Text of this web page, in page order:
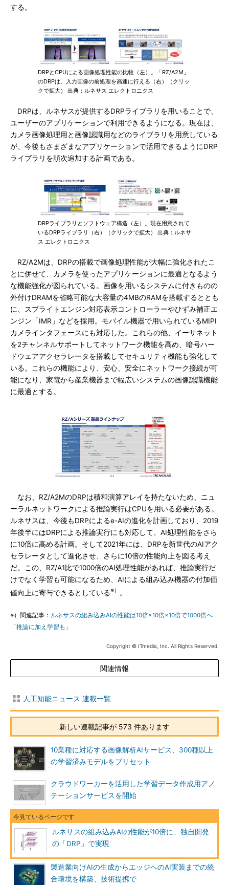
する。
DRPとCPUによる画像処理性能の比較（左）。「RZ/A2M」
のDRPは、入力画像の前処理を高速に行える（右）（クリッ
クで拡大） 出典：ルネサス エレクトロニクス
DRPは、ルネサスが提供するDRPライブラリを用いることで、
ユーザーのアプリケーションで利用できるようになる。現在は、
カメラ画像処理用と画像認識用などのライブラリを用意している
が、今後もさまざまなアプリケーションで活用できるようにDRP
ライブラリを順次追加する計画である。
DRPライブラリとソフトウェア構造（左）。現在用意されて
いるDRPライブラリ（右）（クリックで拡大） 出典：ルネサ
ス エレクトロニクス
RZ/A2Mは、DRPの搭載で画像処理性能が大幅に強化されたこ
とに併せて、カメラを使ったアプリケーションに最適となるよう
な機能強化が図られている。画像を用いるシステムに付きものの
外付けDRAMを省略可能な大容量の4MBのRAMを搭載するととも
に、スプライトエンジン対応表示コントローラーやひずみ補正エ
ンジン「IMR」などを採用。モバイル機器で用いられているMIPI
カメラインタフェースにも対応した。これらの他、イーサネット
を2チャンネルサポートしてネットワーク機能を高め、暗号ハー
ドウェアアクセラレータを搭載してセキュリティ機能も強化して
いる。これらの機能により、安心、安全にネットワーク接続が可
能になり、家電から産業機器まで幅広いシステムの画像認識機能
に最適とする。
なお、RZ/A2MのDRPは積和演算アレイを持たないため、ニュ
ーラルネットワークによる推論実行はCPUを用いる必要がある。
ルネサスは、今後もDRPによるe-AIの進化を計画しており、2019
年後半にはDRPによる推論実行にも対応して、AI処理性能をさら
に10倍に高める計画。そして2021年には、DRPを新世代のAIアク
セラレータとして進化させ、さらに10倍の性能向上を図る考え
だ。この、RZ/A1比で1000倍のAI処理性能があれば、推論実行だ
けでなく学習も可能になるため、AIによる組み込み機器の付加価
値向上に寄与できるとしている※） 。
※）関連記事： ルネサスの組み込みAIの性能は10倍×10倍×10倍で1000倍へ
「推論に加え学習も」
Copyright © ITmedia, Inc. All Rights Reserved.
関連情報
人工知能ニュース 連載一覧
新しい連載記事が 573 件あります
10業種に対応する画像解析AIサービス、300種以上
の学習済みモデルをプリセット
クラウドワーカーを活用した学習データ作成用アノ
テーションサービスを開始
ルネサスの組み込みAIの性能が10倍に、独自開発
の「DRP」で実現
製造業向けAIの生成からエッジへのAI実装までの統
合環境を構築、技術提携で